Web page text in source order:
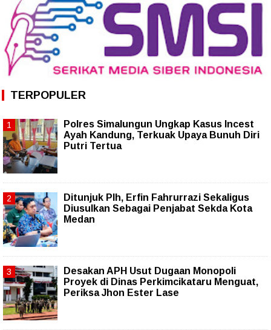
TERPOPULER
Polres Simalungun Ungkap Kasus Incest
Ayah Kandung, Terkuak Upaya Bunuh Diri
Putri Tertua
Ditunjuk Plh, Erfin Fahrurrazi Sekaligus
Diusulkan Sebagai Penjabat Sekda Kota
Medan
Desakan APH Usut Dugaan Monopoli
Proyek di Dinas Perkimcikataru Menguat,
Periksa Jhon Ester Lase